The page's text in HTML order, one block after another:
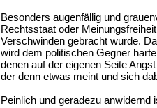
Besonders augenfällig und
Rechtsstaat oder
Verschwinden gebracht wurde.
wird dem politischen Gegner
denen auf der eigenen Seite
der denn etwas meint und sich
Peinlich und geradezu